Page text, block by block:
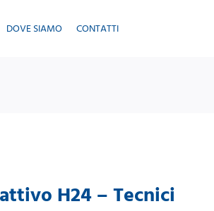
DOVE SIAMO CONTATTI
H24 – Tecnici